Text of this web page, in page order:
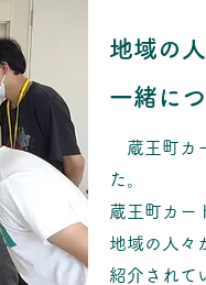
地域の
一緒に
蔵王町カ
た。
蔵王町カー
地域の人々
紹介されて